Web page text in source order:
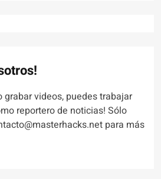
grabar videos, puedes trabajar
reportero de noticias! Sólo
para más